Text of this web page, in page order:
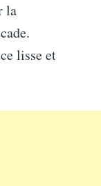
la
lisse et